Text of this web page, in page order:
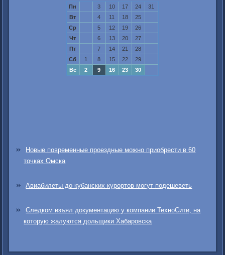
Пн 3 10 17 24
31
Вт
4 11 18
25
Ср
5 12 19
26
Чт
6 13 20
27
Пт
7 14 21
28
Сб
1 8 15 22
29
Вс
2 9 16 23 30
Новые повременные проездные можно приобрести в 60
точках Омска
Авиабилеты до кубанских курортов могут подешеветь
Следком изъял документацию у компании ТехноСити, на
которую жалуются дольщики Хабаровска